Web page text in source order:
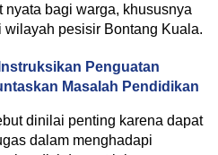
nyata bagi warga, khususnya
wilayah pesisir Bontang Kuala.
Penguatan
Masalah Pendidikan
dinilai penting karena dapat
dalam menghadapi